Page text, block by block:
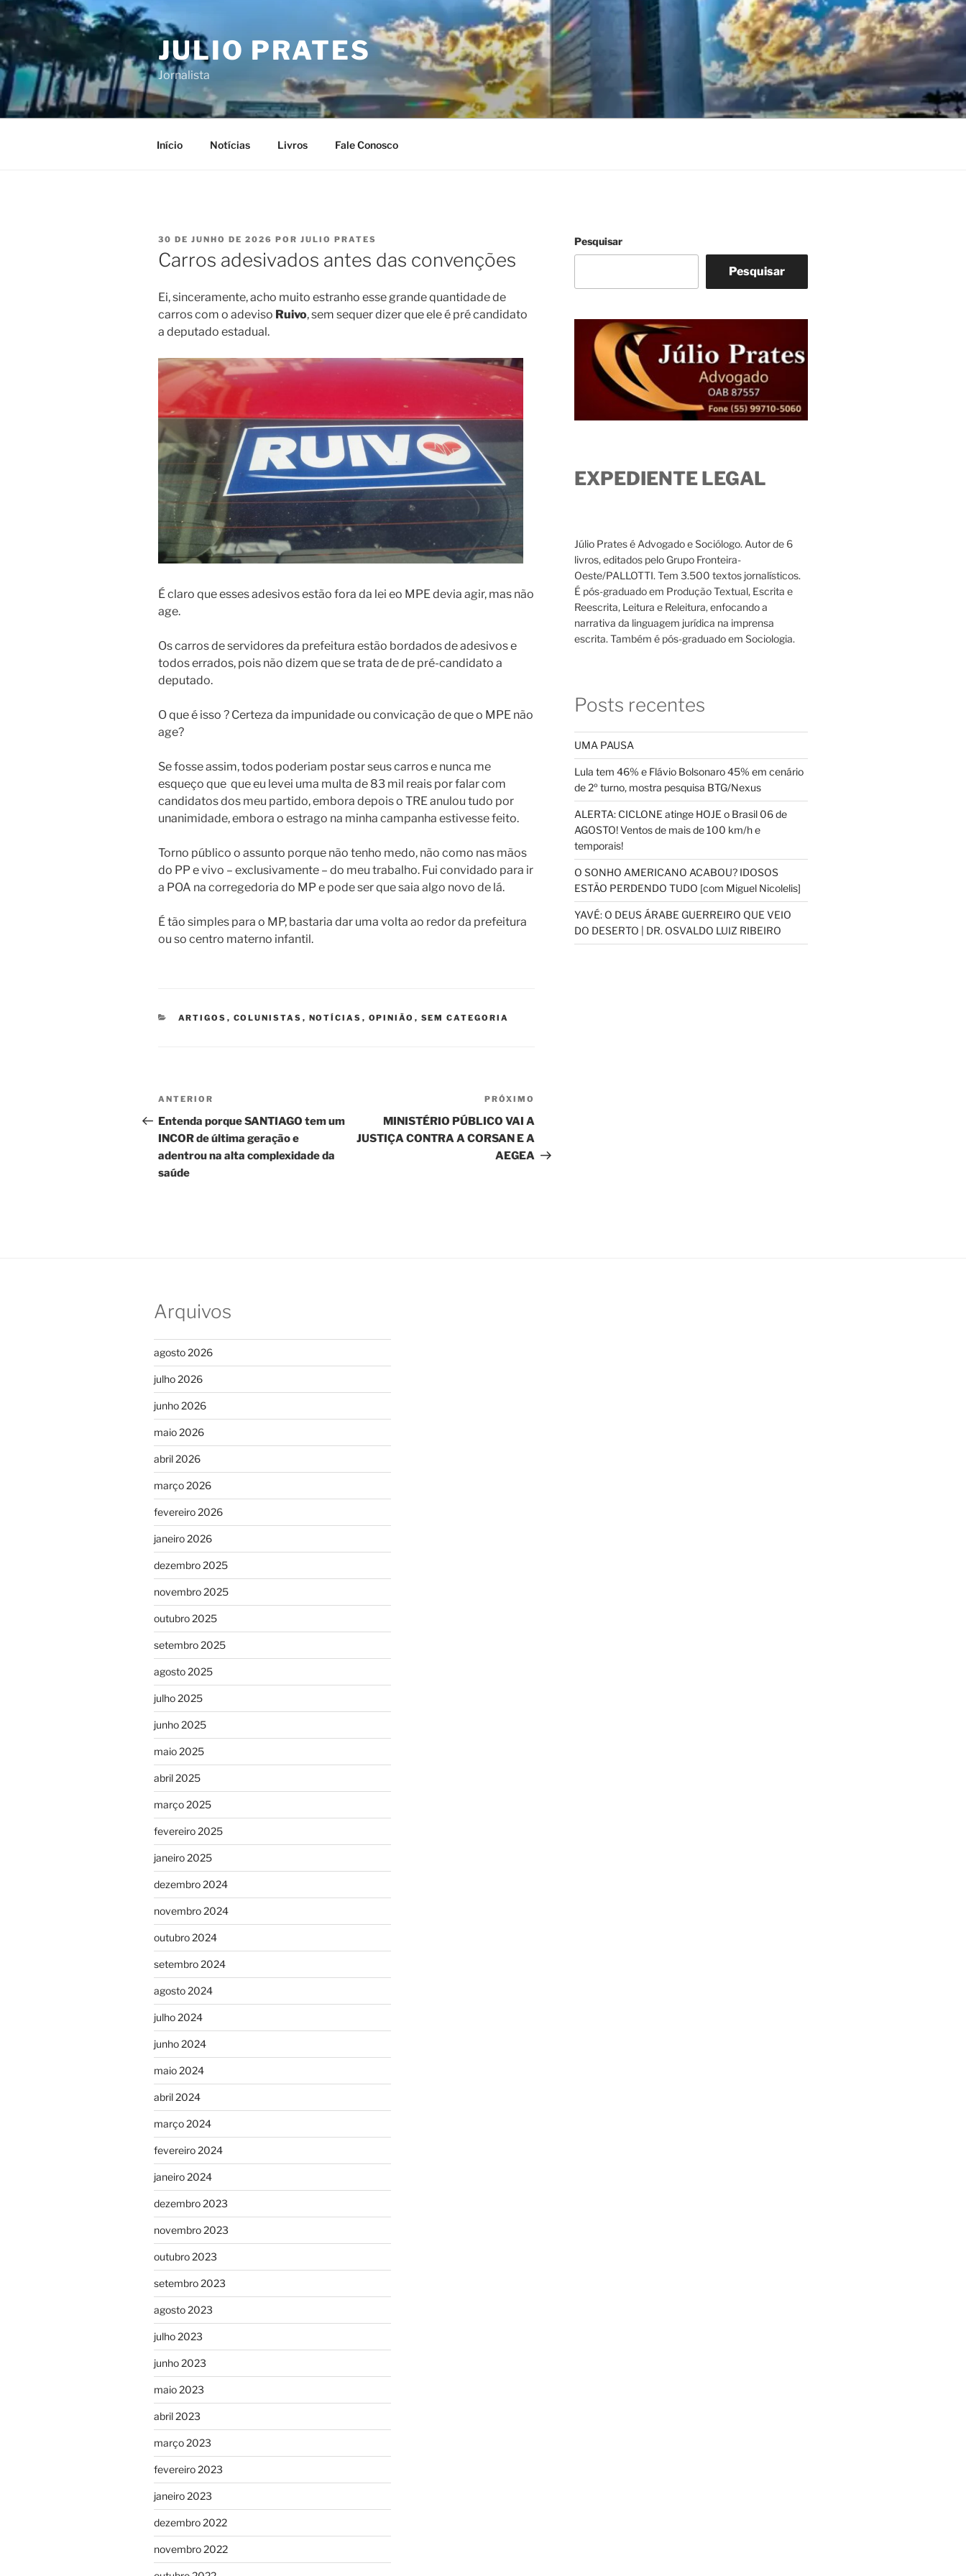
Pular
para
o
conteúdo
JULIO PRATES
Jornalista
Início Notícias Livros Fale Conosco
PUBLICADO
EM
30 DE JUNHO DE 2026 POR JULIO PRATES
Carros adesivados antes das convenções
Ei, sinceramente, acho muito estranho esse grande quantidade de
carros com o adeviso Ruivo, sem sequer dizer que ele é pré candidato
a deputado estadual.
É claro que esses adesivos estão fora da lei eo MPE devia agir, mas não
age.
Os carros de servidores da prefeitura estão bordados de adesivos e
todos errados, pois não dizem que se trata de de pré-candidato a
deputado.
O que é isso ? Certeza da impunidade ou convicação de que o MPE não
age?
Se fosse assim, todos poderiam postar seus carros e nunca me
esqueço que que eu levei uma multa de 83 mil reais por falar com
candidatos dos meu partido, embora depois o TRE anulou tudo por
unanimidade, embora o estrago na minha campanha estivesse feito.
Torno público o assunto porque não tenho medo, não como nas mãos
do PP e vivo – exclusivamente – do meu trabalho. Fui convidado para ir
a POA na corregedoria do MP e pode ser que saia algo novo de lá.
É tão simples para o MP, bastaria dar uma volta ao redor da prefeitura
ou so centro materno infantil.
CATEGORIAS
ARTIGOS , COLUNISTAS , NOTÍCIAS , OPINIÃO , SEM CATEGORIA
Navegação
de
Post
Post
anterior
ANTERIOR
Entenda porque SANTIAGO tem um
INCOR de última geração e
adentrou na alta complexidade da
saúde
PRÓXIMO
MINISTÉRIO PÚBLICO VAI A
JUSTIÇA CONTRA A CORSAN E A
AEGEA
Pesquisar
Pesquisar
EXPEDIENTE LEGAL
Júlio Prates é Advogado e Sociólogo. Autor de 6
livros, editados pelo Grupo Fronteira-
Oeste/PALLOTTI. Tem 3.500 textos jornalísticos.
É pós-graduado em Produção Textual, Escrita e
Reescrita, Leitura e Releitura, enfocando a
narrativa da linguagem jurídica na imprensa
escrita. Também é pós-graduado em Sociologia.
Posts recentes
UMA PAUSA
Lula tem 46% e Flávio Bolsonaro 45% em cenário
de 2º turno, mostra pesquisa BTG/Nexus
ALERTA: CICLONE atinge HOJE o Brasil 06 de
AGOSTO! Ventos de mais de 100 km/h e
temporais!
O SONHO AMERICANO ACABOU? IDOSOS
ESTÃO PERDENDO TUDO [com Miguel Nicolelis]
YAVÉ: O DEUS ÁRABE GUERREIRO QUE VEIO
DO DESERTO | DR. OSVALDO LUIZ RIBEIRO
Arquivos
agosto 2026
julho 2026
junho 2026
maio 2026
abril 2026
março 2026
fevereiro 2026
janeiro 2026
dezembro 2025
novembro 2025
outubro 2025
setembro 2025
agosto 2025
julho 2025
junho 2025
maio 2025
abril 2025
março 2025
fevereiro 2025
janeiro 2025
dezembro 2024
novembro 2024
outubro 2024
setembro 2024
agosto 2024
julho 2024
junho 2024
maio 2024
abril 2024
março 2024
fevereiro 2024
janeiro 2024
dezembro 2023
novembro 2023
outubro 2023
setembro 2023
agosto 2023
julho 2023
junho 2023
maio 2023
abril 2023
março 2023
fevereiro 2023
janeiro 2023
dezembro 2022
novembro 2022